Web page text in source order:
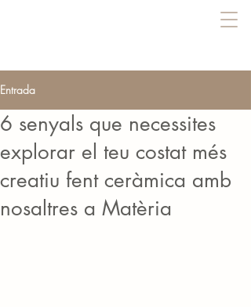
Entrada
6 senyals que necessites
explorar el teu costat més
creatiu fent ceràmica amb
nosaltres a Matèria